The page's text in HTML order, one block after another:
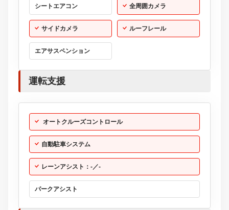
オートクルーズコントロール
自動駐車システム
レーンアシスト：-／-
パークアシスト
安全装備エリア
横滑り防止装置
衝突被害軽減システム
オートマチックハイビーム